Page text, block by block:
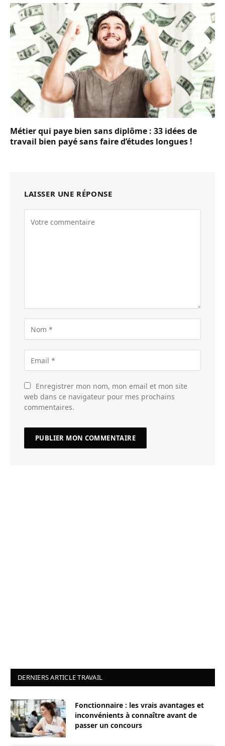
Métier qui paye bien sans diplôme : 33 idées de
travail bien payé sans faire d’études longues !
LAISSER UNE RÉPONSE
Enregistrer mon nom, mon email et mon site
web dans ce navigateur pour mes prochains
commentaires.
DERNIERS ARTICLE TRAVAIL
Fonctionnaire : les vrais avantages et
inconvénients à connaître avant de
passer un concours